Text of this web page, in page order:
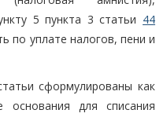
5 пункта 3 статьи 44
по уплате налогов, пени и
сформулированы как
основания для списания